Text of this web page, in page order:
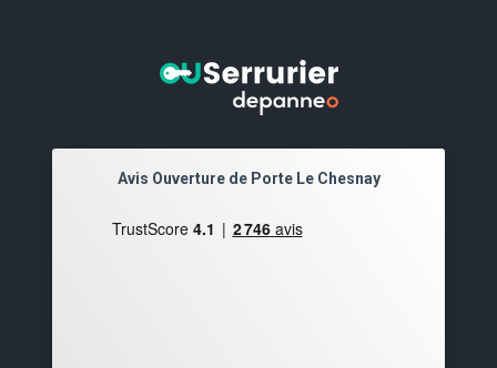
Avis Ouverture de Porte Le Chesnay